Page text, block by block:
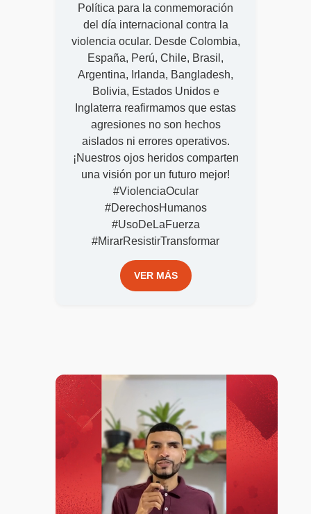
Política para la conmemoración
del día internacional contra la
violencia ocular. Desde Colombia,
España, Perú, Chile, Brasil,
Argentina, Irlanda, Bangladesh,
Bolivia, Estados Unidos e
Inglaterra reafirmamos que estas
agresiones no son hechos
aislados ni errores operativos.
¡Nuestros ojos heridos comparten
una visión por un futuro mejor!
#ViolenciaOcular
#DerechosHumanos
#UsoDeLaFuerza
#MirarResistirTransformar
VER MÁS